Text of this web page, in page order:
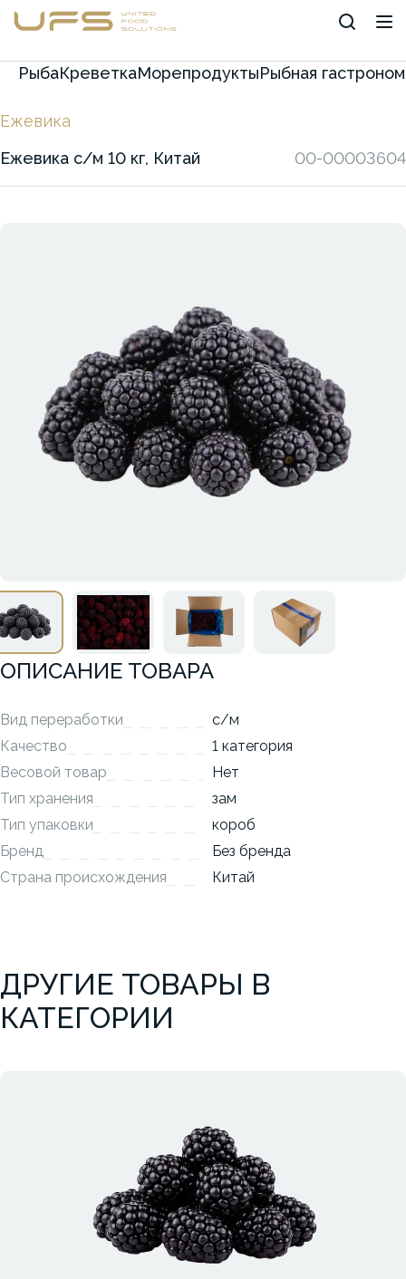
РыбаКреветкаМорепродуктыРыбная
Ежевика
Ежевика с/м 10 кг, Китай
00-00003604
ОПИСАНИЕ ТОВАРА
Вид переработки
с/м
Качество
1 категория
Весовой товар
Нет
Тип хранения
зам
Тип упаковки
короб
Бренд
Без бренда
Страна происхождения
Китай
ДРУГИЕ ТОВАРЫ В
КАТЕГОРИИ